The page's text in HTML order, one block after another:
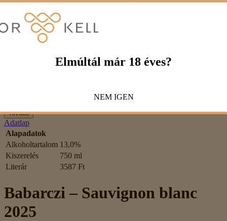
Megjegyzés:HTML-kód használata nem engedélyezett!
Értékelés
Kérjük, írd be a kódot az alábbi mezőbe!
Tovább
Adatlap
Alapadatok
Alkoholtartalom 13,0%
Kiszerelés
750 ml
Literár
3587 Ft
Babarczi – Sauvignon blanc
2025
Elmúltál már 18 éves?
NEM IGEN